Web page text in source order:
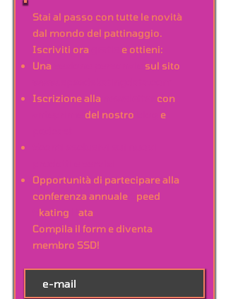
Stai al passo con tutte le novità
dal mondo del pattinaggio.
Iscriviti ora
e ottieni:
Una
sul sito
Iscrizione alla
con
del nostro
e
Opportunità di partecipare alla
conferenza annuale
peed
kating
ata
Compila il form e diventa
membro SSD!